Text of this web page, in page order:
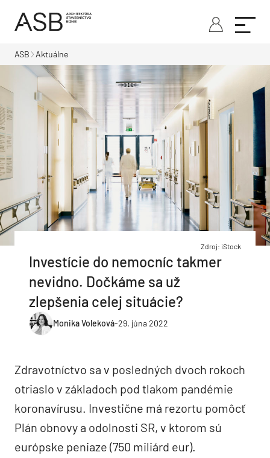
ASB Aktuálne
Zdroj: iStock
Investície do nemocníc takmer
nevidno. Dočkáme sa už
zlepšenia celej situácie?
Monika Voleková-29. júna 2022
Zdravotníctvo sa v posledných dvoch rokoch
otriaslo v základoch pod tlakom pandémie
koronavírusu. Investične má rezortu pomôcť
Plán obnovy a odolnosti SR, v ktorom sú
európske peniaze (750 miliárd eur).